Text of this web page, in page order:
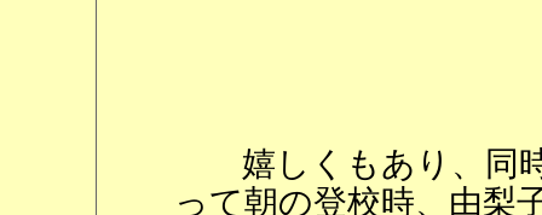
嬉しくもあり、同時
って朝の登校時、由梨